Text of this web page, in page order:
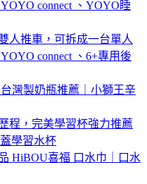
connect 、YOYO睡
人推車，可拆成一台單人
connect 、6+專用後
灣製奶瓶推薦｜小獅王辛
程，完美學習杯強力推薦
學習水杯
HiBOU喜福 口水巾｜口水